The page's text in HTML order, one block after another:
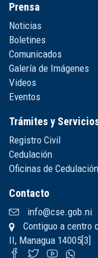
Prensa
Noticias
Boletines
Comunicados
Galería de Imágenes
Videos
Eventos
Trámites y
Registro Civil
Cedulación
Oficinas de Cedulación
Contacto
info@cse.gob.ni
Contiguo a centro
II, Managua 14005[3]